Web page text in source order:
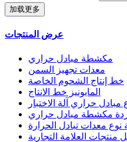
加载更多
عرض المنتجات
مكشطة مبادل حراري
معدات تجهيز السمن
خط إنتاج الشحوم الخاصة
المايونيز خط الانتاج
حراري آلة الاختبار
مكشطة مبادل حراري
معدات تبادل الحرارة
منتجات العلامة التجارية